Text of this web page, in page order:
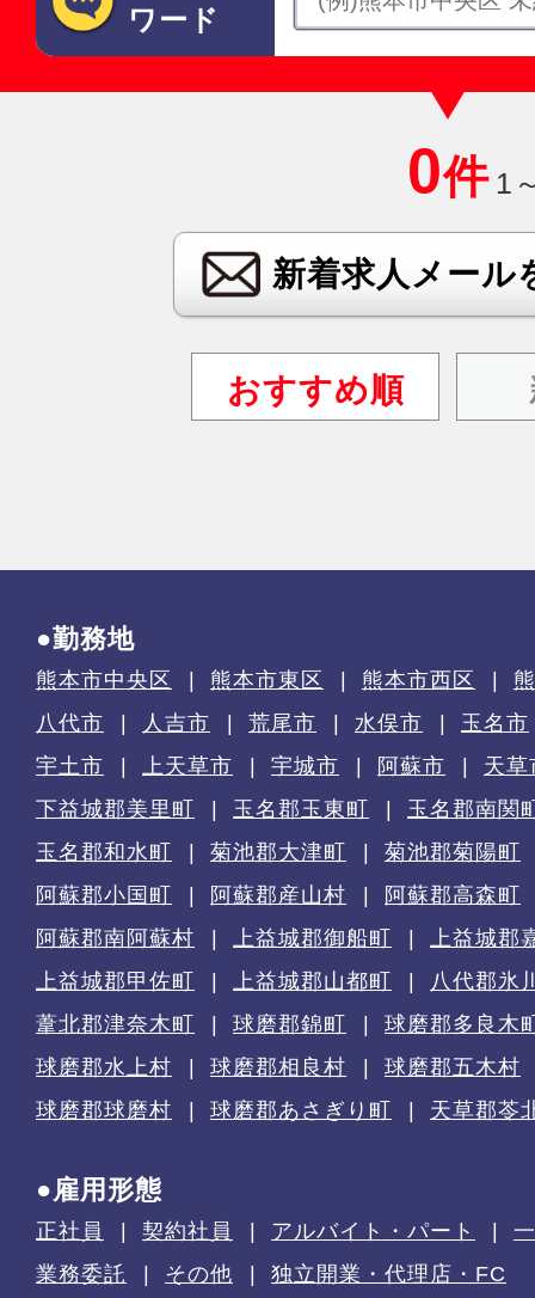
ワード
0件 1
新着求人メール
おすすめ順
●勤務地
熊本市中央区 熊本市東区 熊本市西区
八代市
人吉市 荒尾市 水俣市
玉名市
宇土市
上天草市 宇城市 阿蘇市
天草
下益城郡美里町
玉名郡玉東町
玉名郡南関
玉名郡和水町
菊池郡大津町
菊池郡菊陽町
阿蘇郡小国町
阿蘇郡産山村
阿蘇郡高森町
阿蘇郡南阿蘇村
上益城郡御船町
上益城郡
上益城郡甲佐町
上益城郡山都町
八代郡氷
葦北郡津奈木町
球磨郡錦町
球磨郡多良木
球磨郡水上村
球磨郡相良村
球磨郡五木村
球磨郡球磨村
球磨郡あさぎり町 天草郡苓
●雇用形態
正社員 契約社員 アルバイト・パート
業務委託
その他 独立開業・代理店・FC